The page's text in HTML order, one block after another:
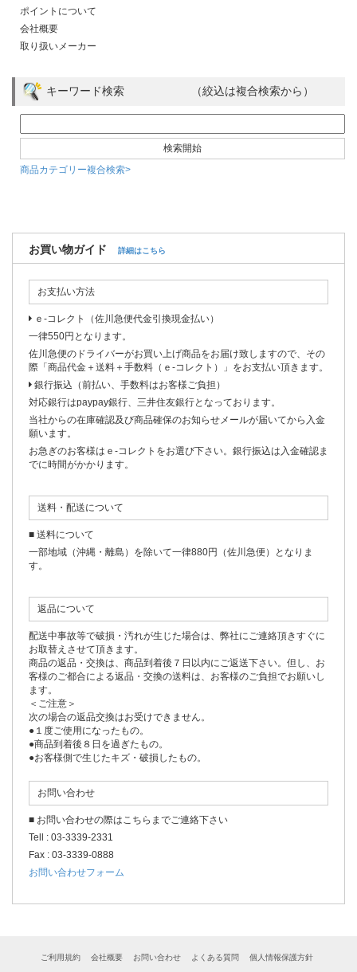
ポイントについて
会社概要
取り扱いメーカー
キーワード検索 （絞込は複合検索から）
商品カテゴリー複合検索>
お買い物ガイド 詳細はこちら
お支払い方法
ｅ-コレクト（佐川急便代金引換現金払い）
一律550円となります。
佐川急便のドライバーがお買い上げ商品をお届け致しますので、その
際「商品代金＋送料＋手数料（ｅ-コレクト）」をお支払い頂きます。
銀行振込（前払い、手数料はお客様ご負担）
対応銀行はpaypay銀行、三井住友銀行となっております。
当社からの在庫確認及び商品確保のお知らせメールが届いてから入金
願います。
お急ぎのお客様はｅ-コレクトをお選び下さい。銀行振込は入金確認ま
でに時間がかかります。
送料・配送について
■ 送料について
一部地域（沖縄・離島）を除いて一律880円（佐川急便）となりま
す。
返品について
配送中事故等で破損・汚れが生じた場合は、弊社にご連絡頂きすぐに
お取替えさせて頂きます。
商品の返品・交換は、商品到着後７日以内にご返送下さい。但し、お
客様のご都合による返品・交換の送料は、お客様のご負担でお願いし
ます。
＜ご注意＞
次の場合の返品交換はお受けできません。
●１度ご使用になったもの。
●商品到着後８日を過ぎたもの。
●お客様側で生じたキズ・破損したもの。
お問い合わせ
■ お問い合わせの際はこちらまでご連絡下さい
Tell : 03-3339-2331
Fax : 03-3339-0888
お問い合わせフォーム
ご利用規約 会社概要 お問い合わせ よくある質問 個人情報保護方針